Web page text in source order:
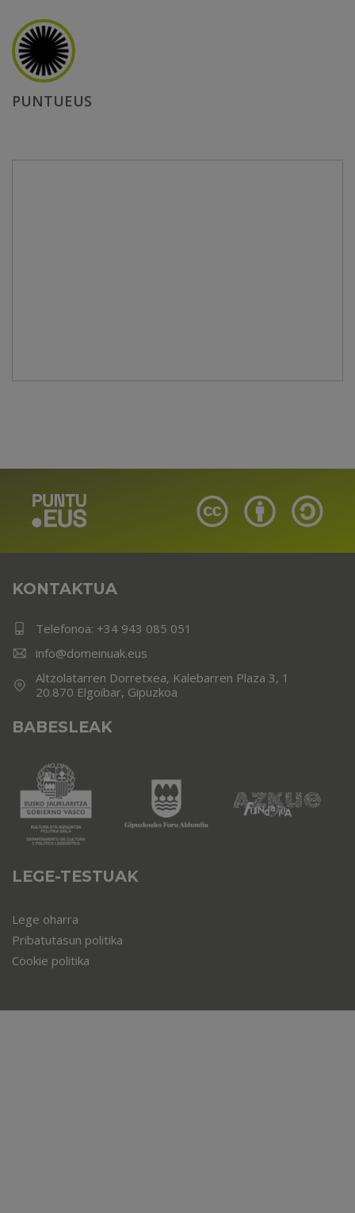
PUNTUEUS
KONTAKTUA
Telefonoa: +34 943 085 051
info@domeinuak.eus
Altzolatarren Dorretxea, Kalebarren Plaza 3, 1
20.870 Elgoibar, Gipuzkoa
BABESLEAK
LEGE-TESTUAK
Lege oharra
Pribatutasun politika
Cookie politika